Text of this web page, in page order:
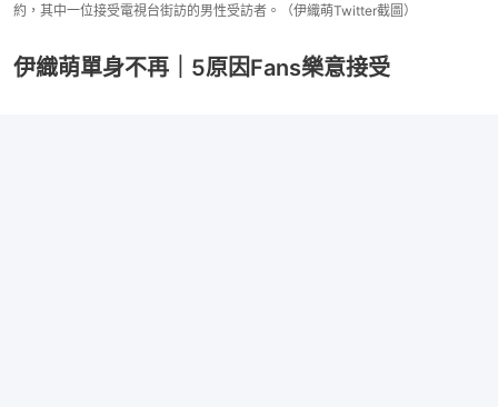
約，其中一位接受電視台街訪的男性受訪者。（伊織萌Twitter截圖）
伊織萌單身不再｜5原因Fans樂意接受